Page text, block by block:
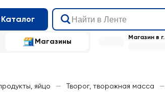
Каталог
Магазины Магазин в г.
яйцо — Творог, творожная масса —